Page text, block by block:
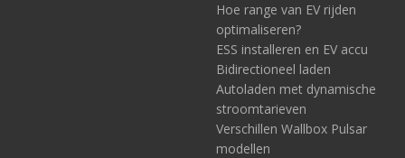
Hoe range van EV rijden
optimaliseren?
ESS installeren en EV accu
Bidirectioneel laden
Autoladen met dynamische
stroomtarieven
Verschillen Wallbox Pulsar
modellen